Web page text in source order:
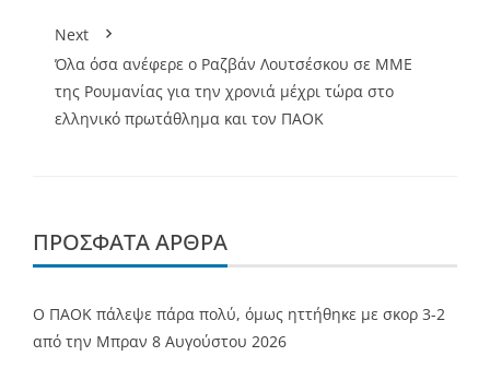
Next
Όλα όσα ανέφερε ο Ραζβάν Λουτσέσκου σε ΜΜΕ
της Ρουμανίας για την χρονιά μέχρι τώρα στο
ελληνικό πρωτάθλημα και τον ΠΑΟΚ
ΠΡΌΣΦΑΤΑ ΆΡΘΡΑ
Ο ΠΑΟΚ πάλεψε πάρα πολύ, όμως ηττήθηκε με σκορ 3-2
από την Μπραν 8 Αυγούστου 2026